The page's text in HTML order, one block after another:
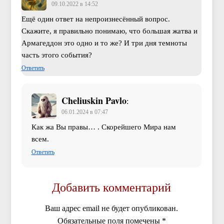
09.10.2022 в 14:52
Ещё один ответ на непроизнесённый вопрос.
Скажите, я правильно понимаю, что большая жатва и
Армагеддон это одно и то же? И три дня темноты
часть этого события?
Ответить
Cheliuskin Pavlo:
06.01.2024 в 07:47
Как жа Вы правы… . Скорейшего Мира нам
всем.
Ответить
Добавить комментарий
Ваш адрес email не будет опубликован.
Обязательные поля помечены *